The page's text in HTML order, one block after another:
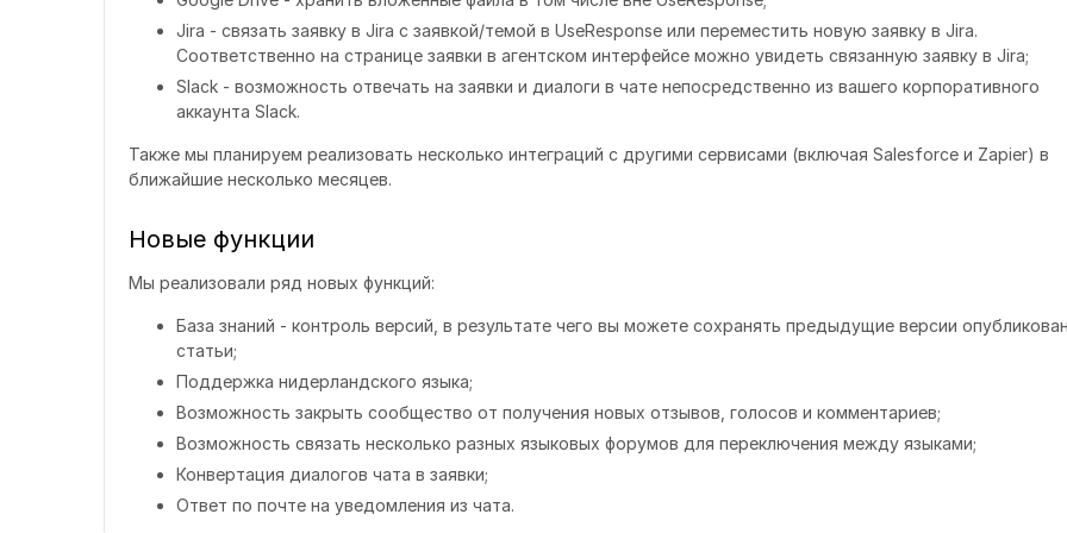
Jira - связать заявку в Jira с заявкой/темой в UseResponse или переместить новую заявку в Jira.
Соответственно на странице заявки в агентском интерфейсе можно увидеть связанную заявку в Jira;
Slack - возможность отвечать на заявки и диалоги в чате непосредственно из вашего корпоративного
аккаунта Slack.
Также мы планируем реализовать несколько интеграций с другими сервисами (включая Salesforce и Zapier) в
ближайшие несколько месяцев.
Новые функции
Мы реализовали ряд новых функций:
База знаний - контроль версий, в результате чего вы можете сохранять предыдущие версии
статьи;
Поддержка нидерландского языка;
Возможность закрыть сообщество от получения новых отзывов, голосов и комментариев;
Возможность связать несколько разных языковых форумов для переключения между языками;
Конвертация диалогов чата в заявки;
Ответ по почте на уведомления из чата.